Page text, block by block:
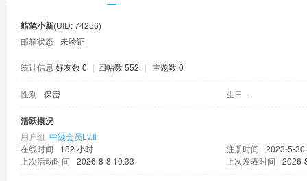
蜡笔小新(UID: 74256)
邮箱状态 未验证
统计信息 好友数 0 | 回帖数 552 | 主题数 0
性别 保密 生日 -
活跃概况
用户组 中级会员Lv.Ⅱ
在线时间
182 小时 注册时间
2023-5-30
上次活动时间
2026-8-8 10:33 上次发表时间 2026-